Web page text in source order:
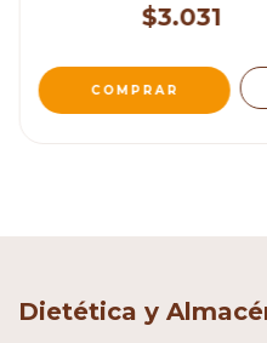
$3.031
Dietética y